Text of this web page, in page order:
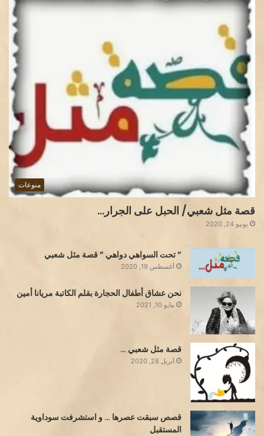
منوعات
قصة مثل شعبي/ الحبل على الجرار…
يونيو 24, 2020
” تحت السواهي دواهي ” قصة مثل شعبي
أغسطس 19, 2020
نحن عشاق أطفال الحجارة بقلم الكاتبة مريانا أمين
مايو 10, 2021
قصة مثل شعبي …
أبريل 28, 2020
قصص سبقت عصرها … و استشرفت سوداوية
المستقبل